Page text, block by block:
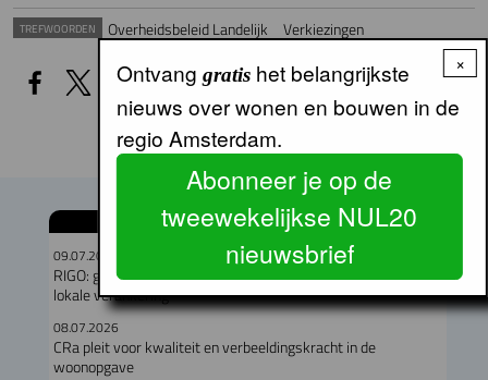
TREFWOORDEN Overheidsbeleid Landelijk Verkiezingen
GERELATEERDE ARTIKELEN
09.07.2026
RIGO: geen verband tussen omvang woningcorporatie en
lokale verankering
08.07.2026
CRa pleit voor kwaliteit en verbeeldingskracht in de
woonopgave
×
Ontvang gratishet belangrijkste
nieuws over wonen en bouwen in de
regio Amsterdam.
Abonneer je op de
tweewekelijkse NUL20
nieuwsbrief